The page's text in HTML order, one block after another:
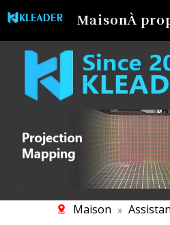
MaisonÀ
Maison »